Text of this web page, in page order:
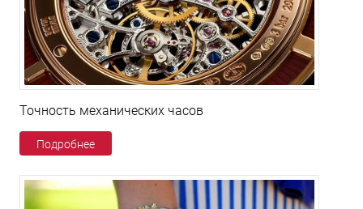
Точность механических часов
Подробнее